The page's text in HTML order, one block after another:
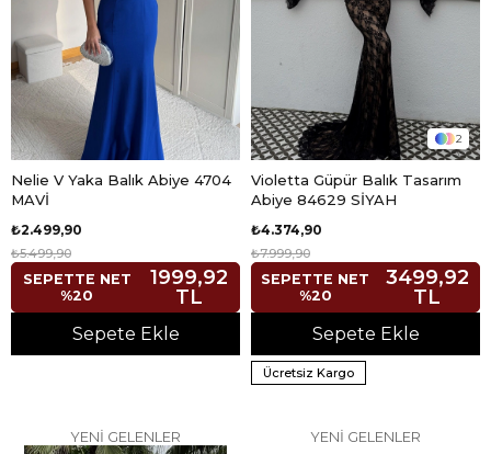
Nelie V Yaka Balık Abiye 4704
MAVİ
₺2.499,90
₺5.499,90
SEPETTE NET
%20
1999,92
TL
Sepete Ekle
2
Violetta Güpür Balık Tasarım
Abiye 84629 SİYAH
₺4.374,90
₺7.999,90
SEPETTE NET
%20
3499,92
TL
Sepete Ekle
Ücretsiz Kargo
YENİ GELENLER YENİ GELENLER